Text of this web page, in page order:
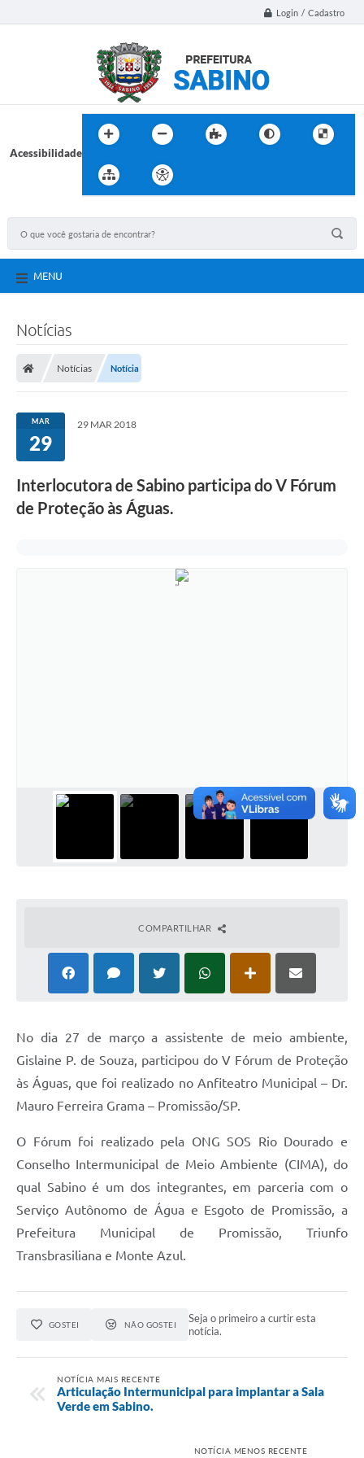
Login / Cadastro
Acessibilidade
MENU
Notícias
Notícias Notícia
MAR
29
29 MAR 2018
Interlocutora de Sabino participa do V Fórum
de Proteção às Águas.
COMPARTILHAR
No dia 27 de março a assistente de meio ambiente,
Gislaine P. de Souza, participou do V Fórum de Proteção
às Águas, que foi realizado no Anfiteatro Municipal – Dr.
Mauro Ferreira Grama – Promissão/SP.
O Fórum foi realizado pela ONG SOS Rio Dourado e
Conselho Intermunicipal de Meio Ambiente (CIMA), do
qual Sabino é um dos integrantes, em parceria com o
Serviço Autônomo de Água e Esgoto de Promissão, a
Prefeitura Municipal de Promissão, Triunfo
Transbrasiliana e Monte Azul.
GOSTEI NÃO GOSTEI
Seja o primeiro a curtir esta
notícia.
NOTÍCIA MAIS RECENTE
Articulação Intermunicipal para implantar a Sala
Verde em Sabino.
NOTÍCIA MENOS RECENTE